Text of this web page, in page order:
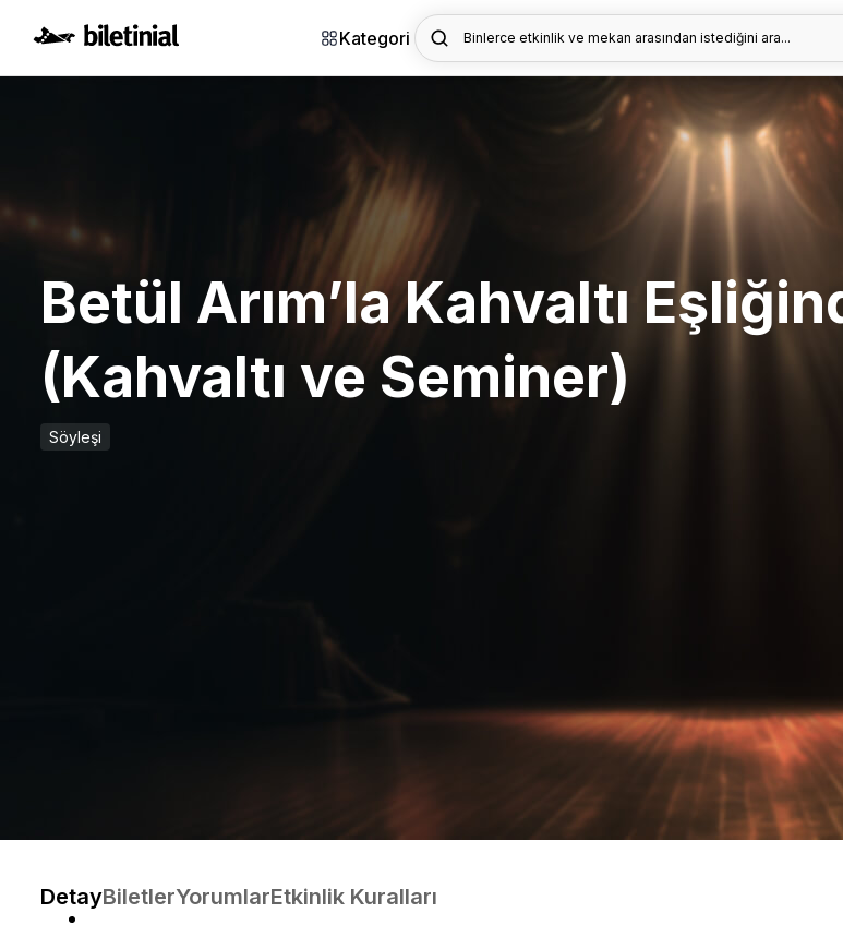
Kategori Binlerce etkinlik ve mekan arasından istediğini ara...
Betül Arım’la Kahvaltı
(Kahvaltı ve Seminer)
Söyleşi
DetayBiletlerYorumlarEtkinlik Kuralları